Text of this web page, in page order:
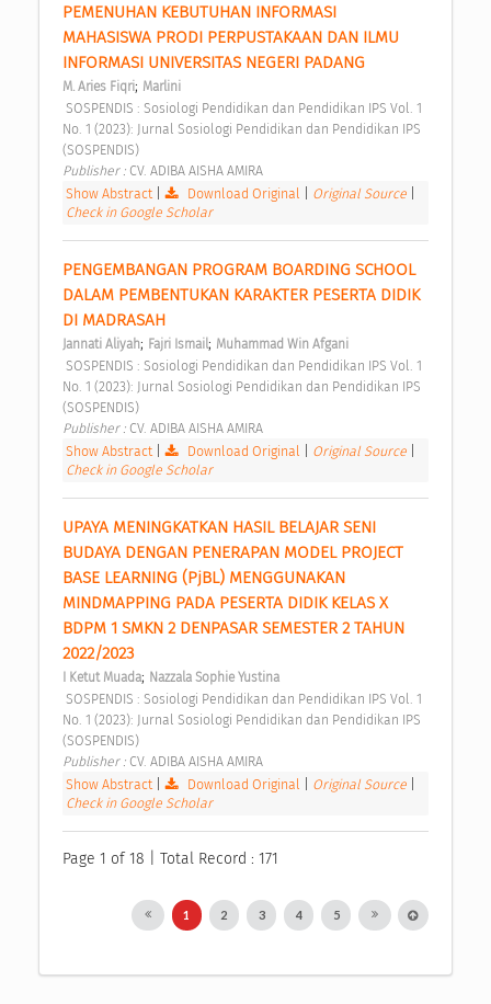
PEMENUHAN KEBUTUHAN INFORMASI
MAHASISWA PRODI PERPUSTAKAAN DAN ILMU
INFORMASI UNIVERSITAS NEGERI PADANG
M. Aries Fiqri; Marlini
No. 1 (2023): Jurnal Sosiologi Pendidikan dan Pendidikan IPS
(SOSPENDIS)
Publisher : CV. ADIBA AISHA AMIRA
Show Abstract
Download Original Original Source
Check in Google Scholar
PENGEMBANGAN PROGRAM BOARDING SCHOOL
DALAM PEMBENTUKAN KARAKTER PESERTA DIDIK
DI MADRASAH
Jannati Aliyah; Fajri Ismail ; Muhammad Win Afgani
No. 1 (2023): Jurnal Sosiologi Pendidikan dan Pendidikan IPS
(SOSPENDIS)
Publisher : CV. ADIBA AISHA AMIRA
Show Abstract
Download Original Original Source
Check in Google Scholar
UPAYA MENINGKATKAN HASIL BELAJAR SENI
BUDAYA DENGAN PENERAPAN MODEL PROJECT
BASE LEARNING (PjBL) MENGGUNAKAN
MINDMAPPING PADA PESERTA DIDIK KELAS X
BDPM 1 SMKN 2 DENPASAR SEMESTER 2 TAHUN
2022/2023
I Ketut Muada; Nazzala Sophie Yustina
No. 1 (2023): Jurnal Sosiologi Pendidikan dan Pendidikan IPS
(SOSPENDIS)
Publisher : CV. ADIBA AISHA AMIRA
Show Abstract
Download Original Original Source
Check in Google Scholar
Page 1 of 18 | Total Record : 171
1 2 3 4 5